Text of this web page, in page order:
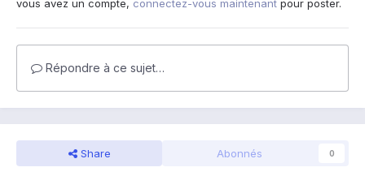
vous avez un compte, connectez-vous maintenant pour poster.
Répondre à ce sujet…
Share Abonnés 0